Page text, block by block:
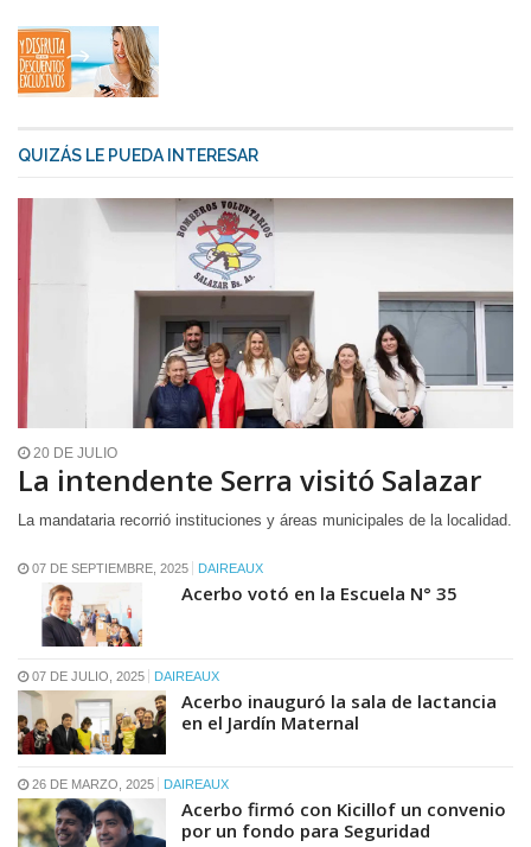
QUIZÁS LE PUEDA INTERESAR
20 DE JULIO
La intendente Serra visitó Salazar
La mandataria recorrió instituciones y áreas municipales de la localidad.
07 DE SEPTIEMBRE, 2025 DAIREAUX
Acerbo votó en la Escuela N° 35
07 DE JULIO, 2025 DAIREAUX
Acerbo inauguró la sala de lactancia
en el Jardín Maternal
26 DE MARZO, 2025 DAIREAUX
Acerbo firmó con Kicillof un convenio
por un fondo para Seguridad